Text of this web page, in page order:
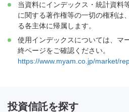
当資料にインデックス・統計資料
に関する著作権等の一切の権利は
る各主体に帰属します。
使用インデックスについては、マ
終ページをご確認ください。
https://www.myam.co.jp/market/
投資信託を探す